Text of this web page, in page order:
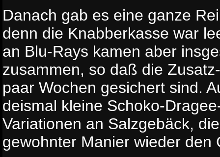
Danach gab es eine ganze
denn die Knabberkasse war
an Blu-Rays kamen aber
zusammen, so daß die
paar Wochen gesichert sind.
deismal kleine Schoko-
Variationen an Salzgebäck,
gewohnter Manier wieder den